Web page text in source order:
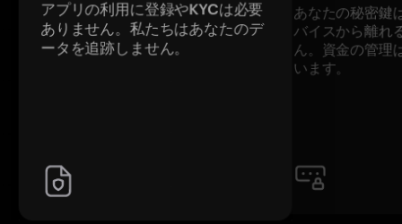
アプリの利用に登録やKYCは必要
ありません。私たちはあなたのデ
ータを追跡しません。
あなたの秘密鍵
バイスから離れ
ん。資金の管理
います。